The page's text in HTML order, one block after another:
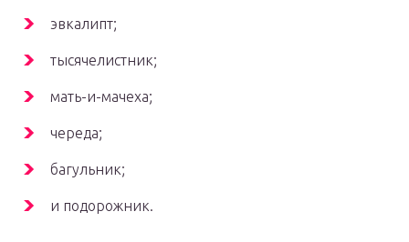
эвкалипт;
тысячелистник;
мать-и-мачеха;
череда;
багульник;
и подорожник.